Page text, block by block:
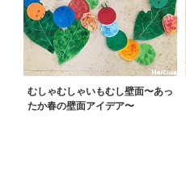
むしゃむしゃいもむし壁面〜あっ
たか春の壁面アイデア〜